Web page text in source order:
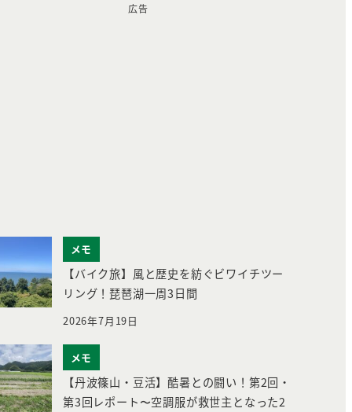
広告
メモ
【バイク旅】風と歴史を紡ぐビワイチツー
リング！琵琶湖一周3日間
2026年7月19日
メモ
【丹波篠山・豆活】酷暑との闘い！第2回・
第3回レポート〜空調服が救世主となった2